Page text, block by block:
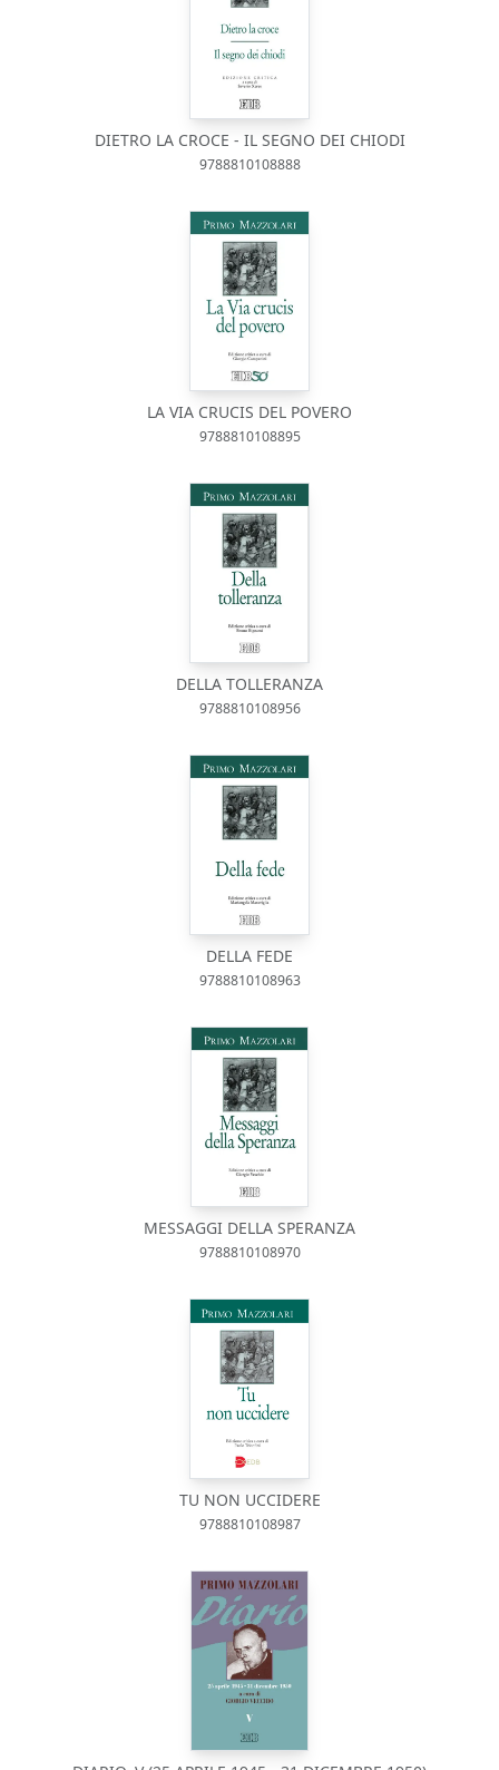
DIETRO LA CROCE - IL SEGNO DEI CHIODI
9788810108888
LA VIA CRUCIS DEL POVERO
9788810108895
DELLA TOLLERANZA
9788810108956
DELLA FEDE
9788810108963
MESSAGGI DELLA SPERANZA
9788810108970
TU NON UCCIDERE
9788810108987